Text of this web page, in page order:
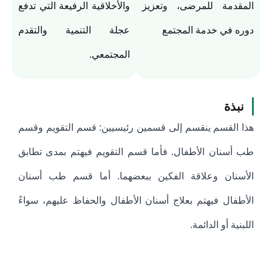
المقدمة للمرضى، وتعزيز
دوره في خدمة المجتمع
والأخلاقية الرفيعة التي تدفع
عجلة التنمية والتقدم
المجتمعي.
نبذة
هذا القسم ينقسم إلى قسمين رئيسيين: قسم التقويم وقسم
طب أسنان الأطفال. فأما قسم التقويم فيهتم بمدى تطابق
الأسنان وعلاقة الفكين ببعضهما. أما قسم طب أسنان
الأطفال فيهتم بعلاج أسنان الأطفال والحفاظ عليهم، سواءً
اللبنية أو الدائمة.